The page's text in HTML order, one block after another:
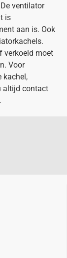
ventilator
is
aan is. Ook
verkoeld moet
Voor
kachel,
altijd contact